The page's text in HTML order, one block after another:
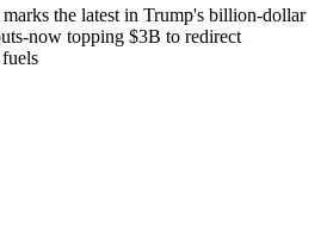
the latest in Trump's billion-dollar
now topping $3B to redirect